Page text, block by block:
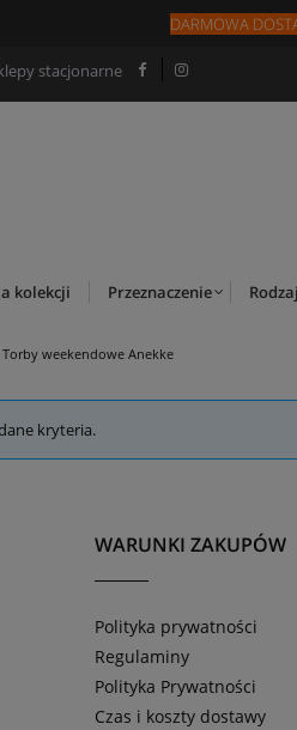
DARMOWA
stacjonarne
kolekcji Przeznaczenie
Torby weekendowe Anekke
kryteria.
WARUNKI ZAKUPÓW
Polityka prywatności
Regulaminy
Polityka Prywatności
Czas i koszty dostawy